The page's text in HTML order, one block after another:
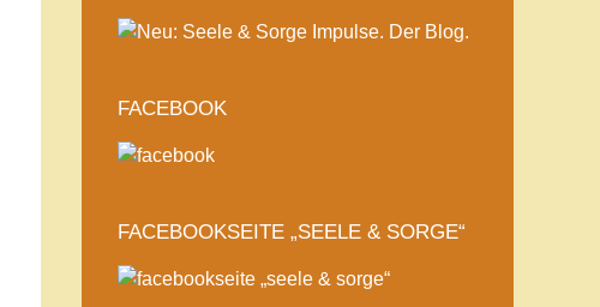
FACEBOOK
FACEBOOKSEITE „SEELE & SORGE“